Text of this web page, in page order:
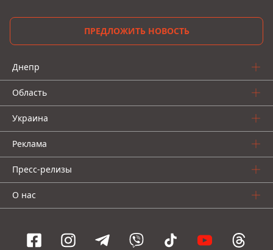
ПРЕДЛОЖИТЬ НОВОСТЬ
Днепр
Область
Украина
Реклама
Пресс-релизы
О нас